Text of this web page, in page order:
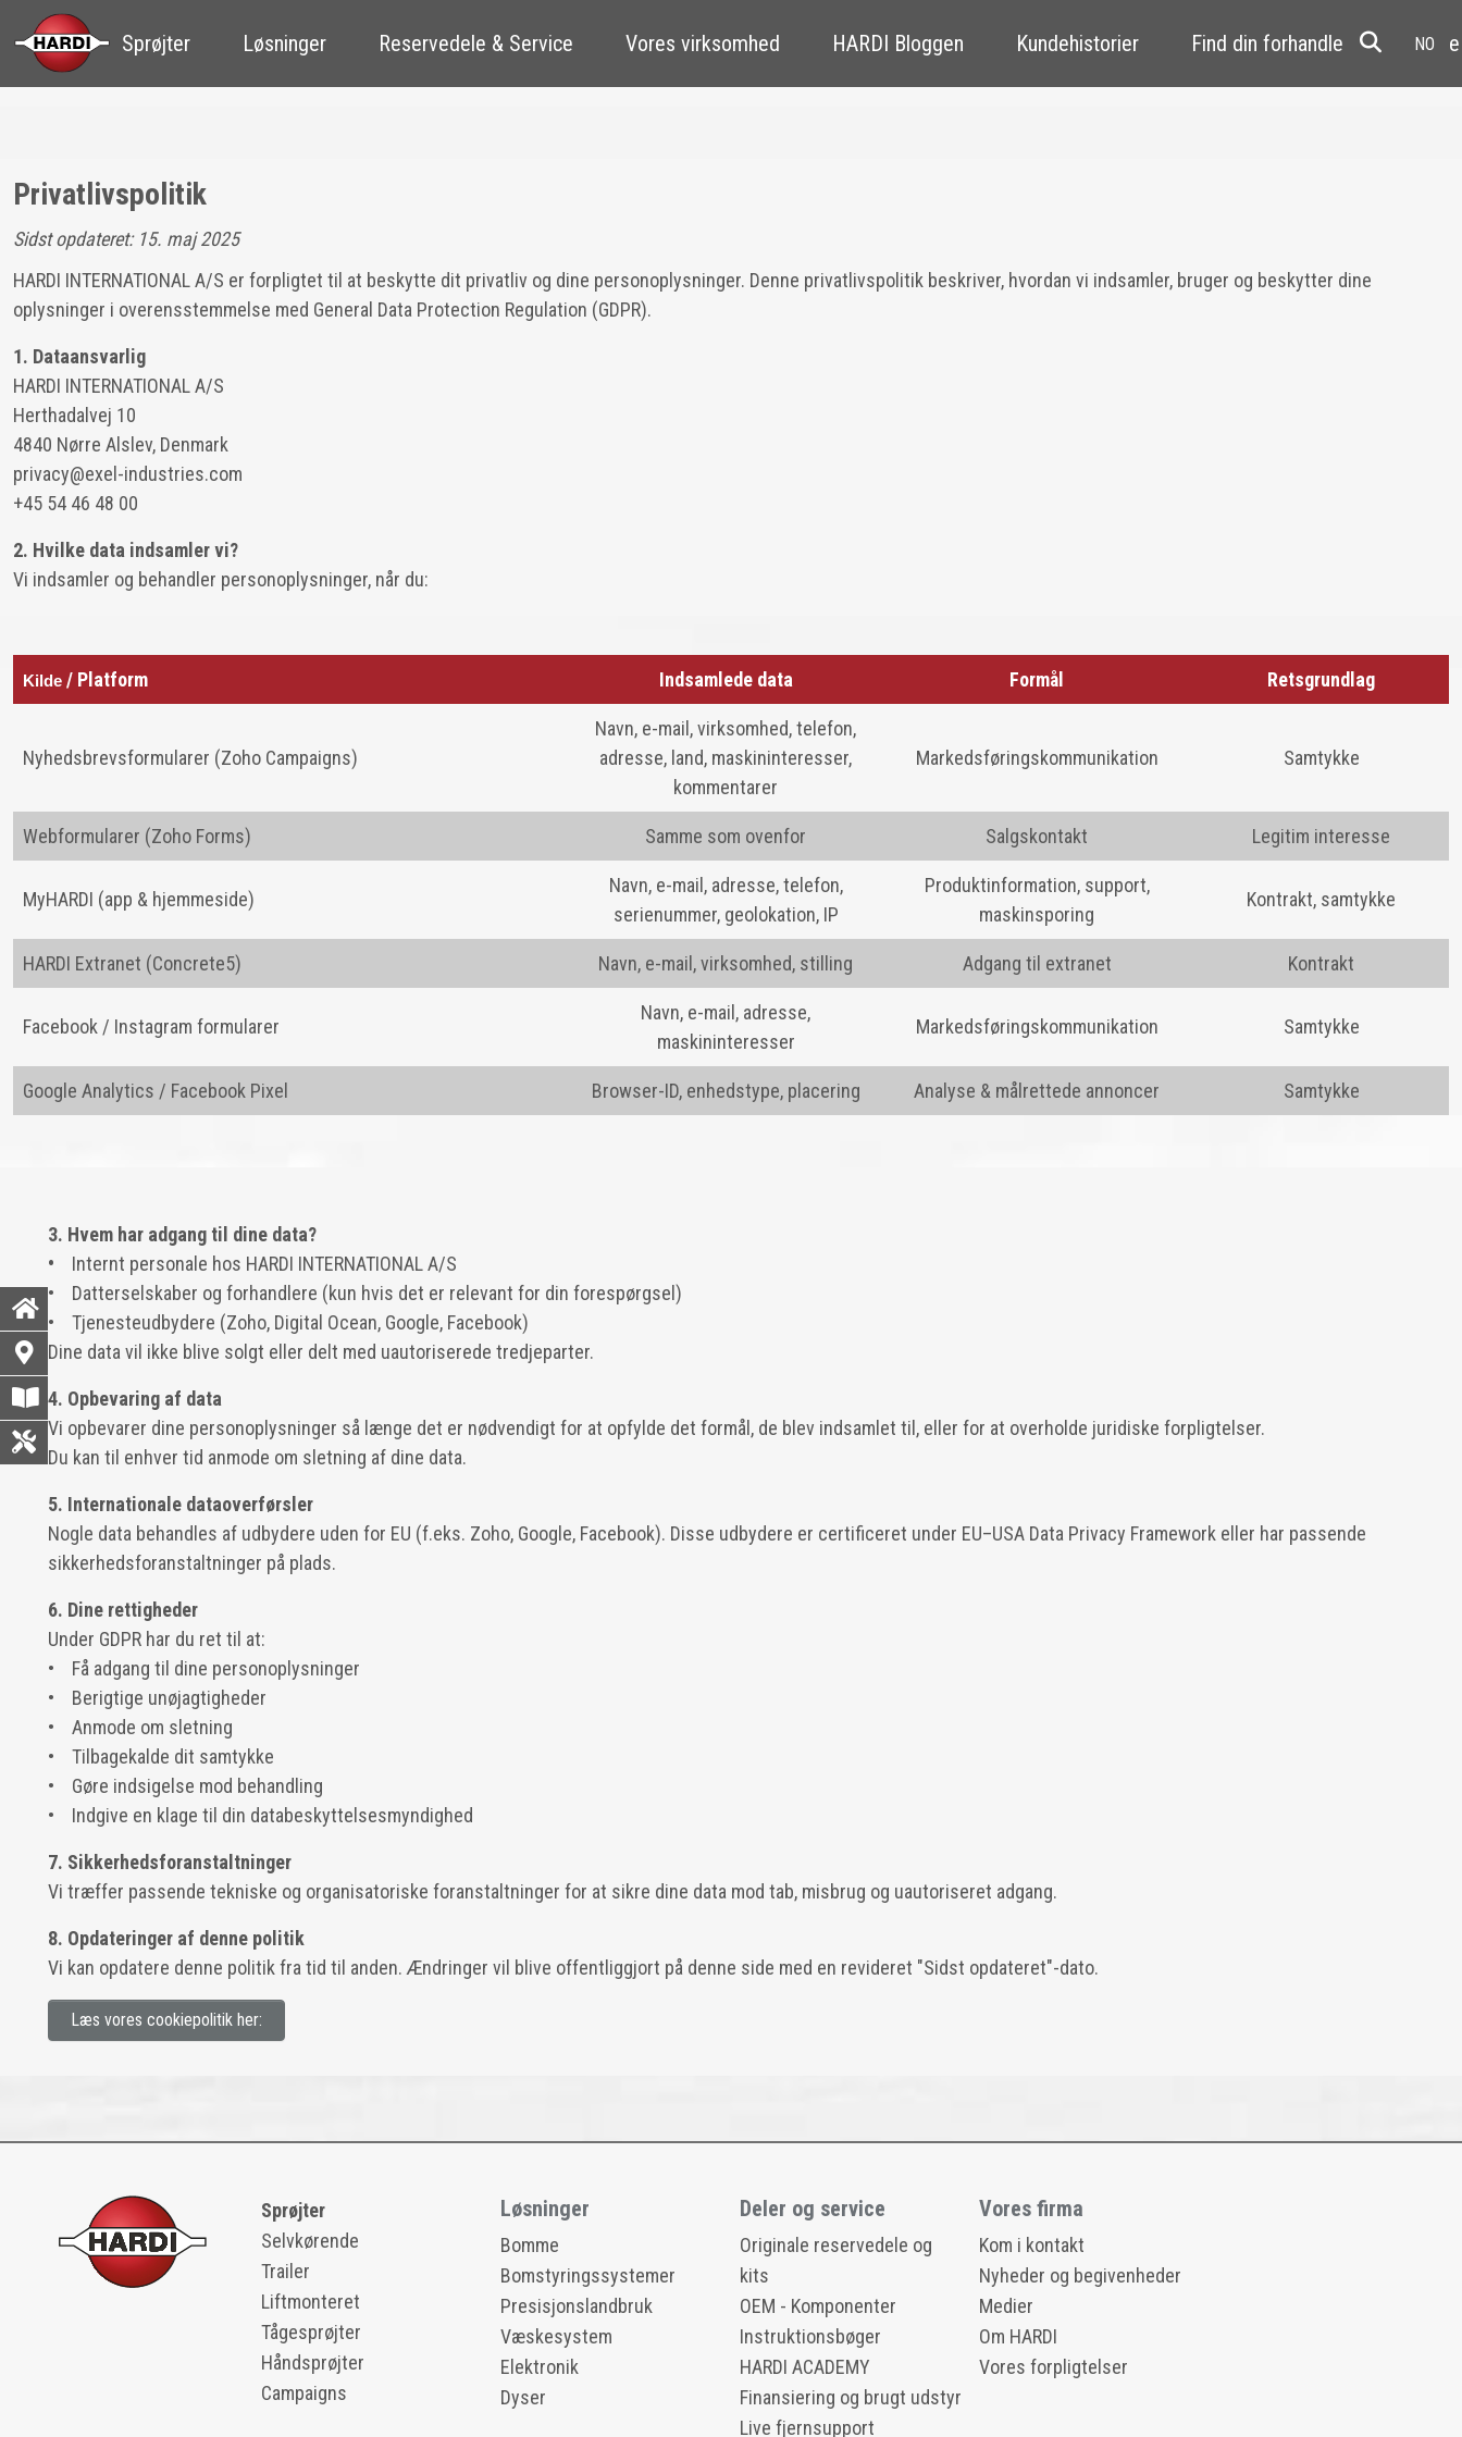
Sprøjter Løsninger Reservedele & Service Vores virksomhed HARDI Bloggen Kundehistorier Find din forhandler Resale
Privatlivspolitik
Sidst opdateret: 15. maj 2025
HARDI INTERNATIONAL A/S er forpligtet til at beskytte dit privatliv og dine personoplysninger. Denne privatlivspolitik beskriver, hvordan vi indsamler, bruger og beskytter dine
oplysninger i overensstemmelse med General Data Protection Regulation (GDPR).
1. Dataansvarlig
HARDI INTERNATIONAL A/S
Herthadalvej 10
4840 Nørre Alslev, Denmark
privacy@exel-industries.com
+45 54 46 48 00
2. Hvilke data indsamler vi?
Vi indsamler og behandler personoplysninger, når du:
Kilde / Platform Indsamlede data Formål Retsgrundlag
Nyhedsbrevsformularer (Zoho Campaigns)
Navn, e-mail, virksomhed, telefon,
adresse, land, maskininteresser,
kommentarer
Markedsføringskommunikation Samtykke
Webformularer (Zoho Forms) Samme som ovenfor Salgskontakt Legitim interesse
MyHARDI (app & hjemmeside)
Navn, e-mail, adresse, telefon,
serienummer, geolokation, IP
Produktinformation, support,
maskinsporing
Kontrakt, samtykke
HARDI Extranet (Concrete5) Navn, e-mail, virksomhed, stilling Adgang til extranet Kontrakt
Facebook / Instagram formularer
Navn, e-mail, adresse,
maskininteresser
Markedsføringskommunikation Samtykke
Google Analytics / Facebook Pixel Browser-ID, enhedstype, placering Analyse & målrettede annoncer Samtykke
3. Hvem har adgang til dine data?
•
Internt personale hos HARDI INTERNATIONAL A/S
• Datterselskaber og forhandlere (kun hvis det er relevant for din forespørgsel)
• Tjenesteudbydere (Zoho, Digital Ocean, Google, Facebook)
Dine data vil ikke blive solgt eller delt med uautoriserede tredjeparter.
4. Opbevaring af data
Vi opbevarer dine personoplysninger så længe det er nødvendigt for at opfylde det formål, de blev indsamlet til, eller for at overholde juridiske forpligtelser.
Du kan til enhver tid anmode om sletning af dine data.
5. Internationale dataoverførsler
Nogle data behandles af udbydere uden for EU (f.eks. Zoho, Google, Facebook). Disse udbydere er certificeret under EU–USA Data Privacy Framework eller har passende
sikkerhedsforanstaltninger på plads.
6. Dine rettigheder
Under GDPR har du ret til at:
• Få adgang til dine personoplysninger
• Berigtige unøjagtigheder
• Anmode om sletning
• Tilbagekalde dit samtykke
• Gøre indsigelse mod behandling
• Indgive en klage til din databeskyttelsesmyndighed
7. Sikkerhedsforanstaltninger
Vi træffer passende tekniske og organisatoriske foranstaltninger for at sikre dine data mod tab, misbrug og uautoriseret adgang.
8. Opdateringer af denne politik
Vi kan opdatere denne politik fra tid til anden. Ændringer vil blive offentliggjort på denne side med en revideret "Sidst opdateret"-dato.
Læs vores cookiepolitik her:
Sprøjter
Selvkørende
Trailer
Liftmonteret
Tågesprøjter
Håndsprøjter
Campaigns
Løsninger
Bomme
Bomstyringssystemer
Presisjonslandbruk
Væskesystem
Elektronik
Dyser
Deler og service
Originale reservedele og
kits
OEM - Komponenter
Instruktionsbøger
HARDI ACADEMY
Finansiering og brugt udstyr
Live fjernsupport
Vores firma
Kom i kontakt
Nyheder og begivenheder
Medier
Om HARDI
Vores forpligtelser